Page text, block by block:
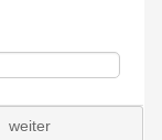
weiter